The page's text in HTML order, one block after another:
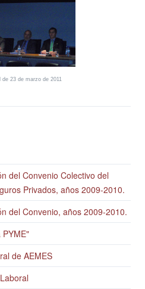
de 23 de marzo de 2011
del Convenio Colectivo del
Privados, años 2009-2010.
del Convenio, años 2009-2010.
de AEMES